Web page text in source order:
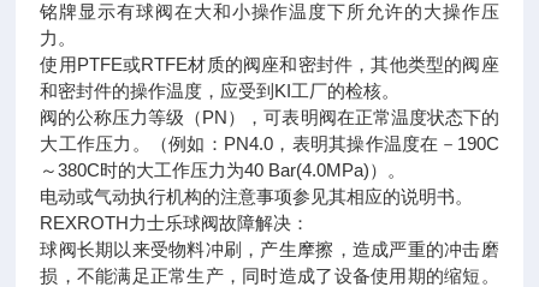
铭牌显示有球阀在大和小操作温度下所允许的大操作压
力。
使用PTFE或RTFE材质的阀座和密封件，其他类型的阀座
和密封件的操作温度，应受到KI工厂的检核。
阀的公称压力等级（PN），可表明阀在正常温度状态下的
大工作压力。（例如：PN4.0，表明其操作温度在－190C
～380C时的大工作压力为40 Bar(4.0MPa)）。
电动或气动执行机构的注意事项参见其相应的说明书。
REXROTH力士乐球阀故障解决：
球阀长期以来受物料冲刷，产生摩擦，造成严重的冲击磨
损，不能满足正常生产，同时造成了设备使用期的缩短。